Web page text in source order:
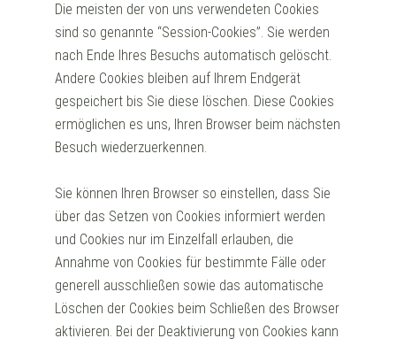
Die meisten der von uns verwendeten Cookies
sind so genannte “Session-Cookies”. Sie werden
nach Ende Ihres Besuchs automatisch gelöscht.
Andere Cookies bleiben auf Ihrem Endgerät
gespeichert bis Sie diese löschen. Diese Cookies
ermöglichen es uns, Ihren Browser beim nächsten
Besuch wiederzuerkennen.
Sie können Ihren Browser so einstellen, dass Sie
über das Setzen von Cookies informiert werden
und Cookies nur im Einzelfall erlauben, die
Annahme von Cookies für bestimmte Fälle oder
generell ausschließen sowie das automatische
Löschen der Cookies beim Schließen des Browser
aktivieren. Bei der Deaktivierung von Cookies kann